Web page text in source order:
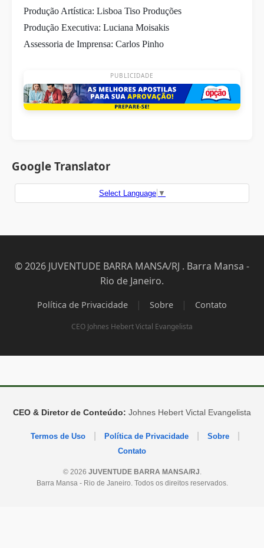
Produção Artística: Lisboa Tiso Produções
Produção Executiva: Luciana Moisakis
Assessoria de Imprensa: Carlos Pinho
PUBLICIDADE
Google Translator
Select Language ▼
© 2026 JUVENTUDE BARRA MANSA/RJ . Barra Mansa -
Rio de Janeiro.
Política de Privacidade | Sobre | Contato
CEO Johnes Hebert Victal Evangelista
CEO & Diretor de Conteúdo: Johnes Hebert Victal Evangelista
Termos de Uso Política de Privacidade Sobre
Contato
© 2026 JUVENTUDE BARRA MANSA/RJ.
Barra Mansa - Rio de Janeiro. Todos os direitos reservados.